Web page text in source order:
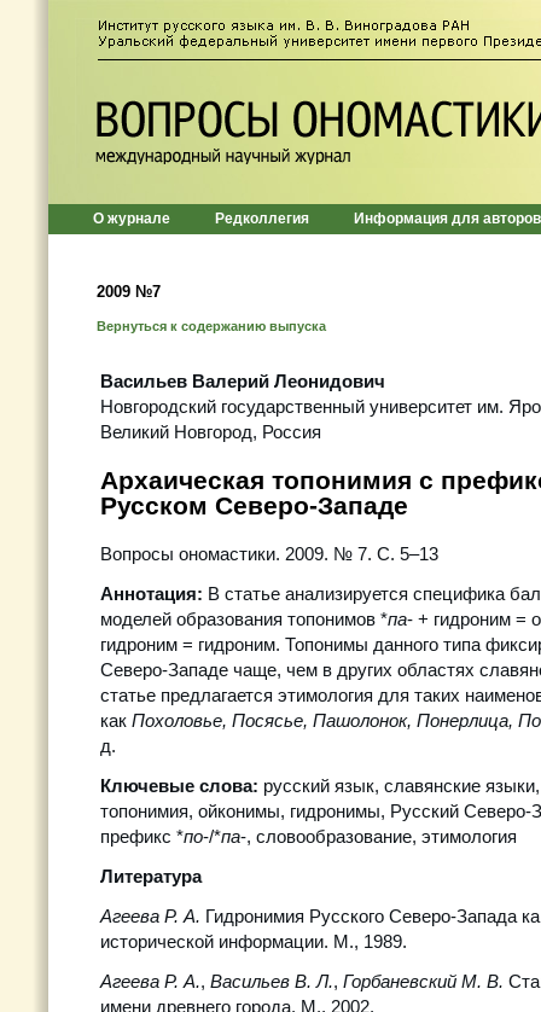
О журнале Редколлегия Информация для авторов
2009 №7
Вернуться к содержанию выпуска
Васильев Валерий Леонидович
Новгородский государственный университет им.
Великий Новгород, Россия
Архаическая топонимия с
Русском Северо-Западе
Вопросы ономастики. 2009. № 7. С. 5–13
Аннотация: В статье анализируется специфика
моделей образования топонимов *па- + гидроним =
гидроним = гидроним. Топонимы данного типа
Северо-Западе чаще, чем в других областях
статье предлагается этимология для таких
как Похоловье, Посясье, Пашолонок, Понерлица,
д.
Ключевые слова: русский язык, славянские
топонимия, ойконимы, гидронимы, Русский Северо-
префикс *пo-/*пa-, словообразование, этимология
Литература
Агеева Р. А. Гидронимия Русского Северо-Запада
исторической информации. М., 1989.
Агеева Р. А., Васильев В. Л., Горбаневский М. В.
имени древнего города. М., 2002.